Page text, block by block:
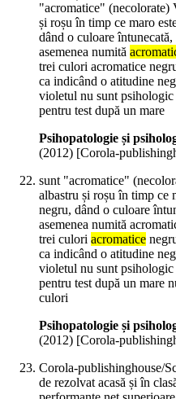
"acromatice" (necolorate)
și roșu în timp ce maro
dând o culoare
asemenea numită
trei culori acromatice
ca indicând o atitudine
violetul nu sunt psihologic
pentru test după un mare
Psihopatologie și
(2012) [Corola-
sunt "acromatice"
albastru și roșu în timp ce
negru, dând o culoare
asemenea numită
trei culori acromatice
ca indicând o atitudine
violetul nu sunt psihologic
pentru test după un mare
culori
Psihopatologie și
(2012) [Corola-
Corola-publishinghouse/
de rezolvat acasă și în